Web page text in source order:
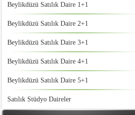
Beylikdüzü Satılık Daire 1+1
Beylikdüzü Satılık Daire 2+1
Beylikdüzü Satılık Daire 3+1
Beylikdüzü Satılık Daire 4+1
Beylikdüzü Satılık Daire 5+1
Satılık Stüdyo Daireler